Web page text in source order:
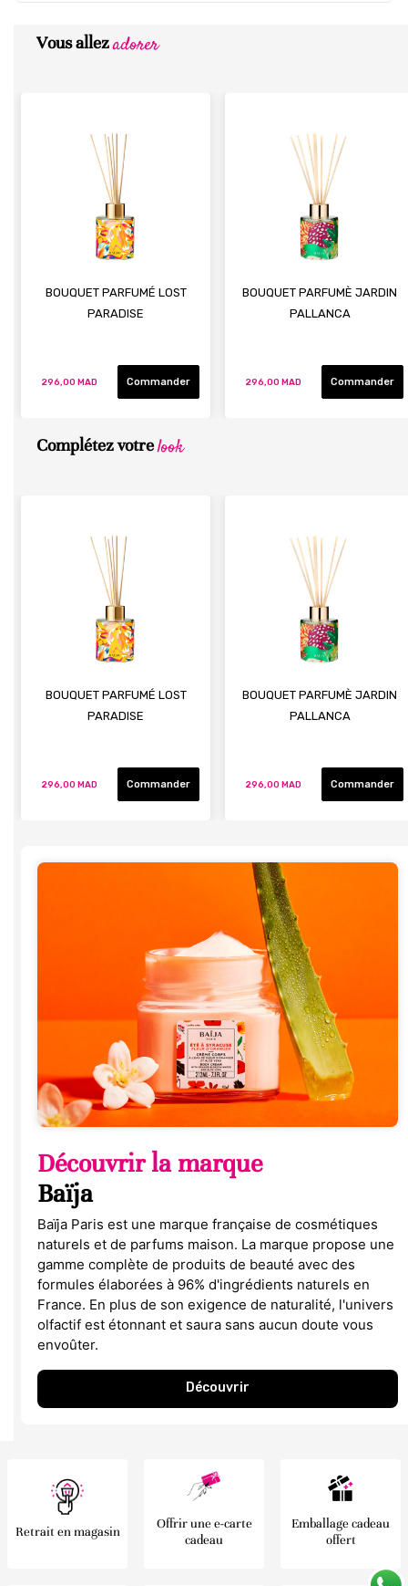
Vous allezadorer
BOUQUET PARFUMÉ LOST
PARADISE
296,00 MAD Commander
BOUQUET PARFUMÈ JARDIN
PALLANCA
296,00 MAD Commander
Complétez votrelook
BOUQUET PARFUMÉ LOST
PARADISE
296,00 MAD Commander
BOUQUET PARFUMÈ JARDIN
PALLANCA
296,00 MAD Commander
Découvrir la marque
Baïja
Baïja Paris est une marque française de cosmétiques
naturels et de parfums maison. La marque propose une
gamme complète de produits de beauté avec des
formules élaborées à 96% d'ingrédients naturels en
France. En plus de son exigence de naturalité, l'univers
olfactif est étonnant et saura sans aucun doute vous
envoûter.
Découvrir
Retrait en magasin
Offrir une e-carte
cadeau
Emballage cadeau
offert